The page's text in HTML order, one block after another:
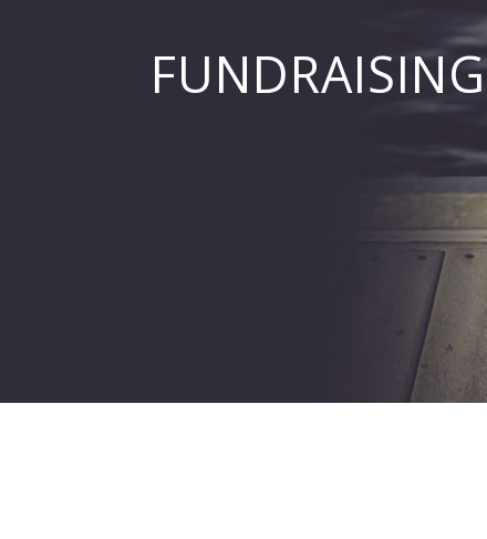
FUNDRAISING